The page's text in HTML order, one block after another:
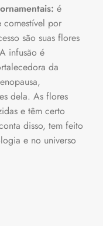
é
comestível por
são suas flores
infusão é
da
dela. As flores
e têm certo
disso, tem feito
e no universo